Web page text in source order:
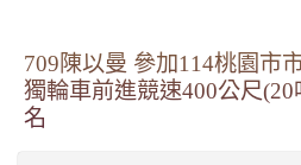
709陳以曼 參加114桃園市
獨輪車前進競速400公尺
名